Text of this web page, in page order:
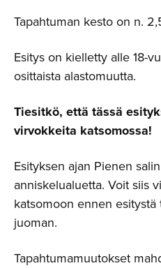
Tapahtuman kesto on n.
Esitys on kielletty alle 18-
osittaista alastomuutta.
Tiesitkö, että tässä
virvokkeita katsomossa!
Esityksen ajan Pienen
anniskelualuetta. Voit siis
katsomoon ennen esitystä
juoman.
Tapahtumamuutokset